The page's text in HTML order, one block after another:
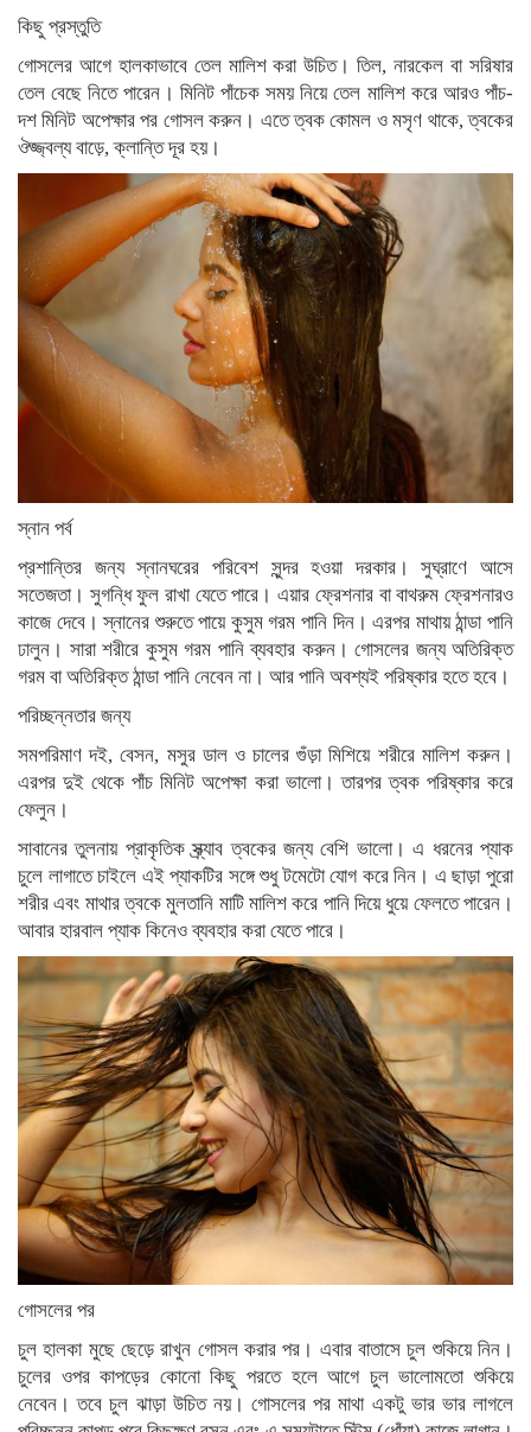
কিছু প্রস্তুতি
গোসলের আগে হালকাভাবে তেল মালিশ করা উচিত। তিল, নারকেল বা সরিষার
তেল বেছে নিতে পারেন। মিনিট পাঁচেক সময় নিয়ে তেল মালিশ করে আরও পাঁচ-
দশ মিনিট অপেক্ষার পর গোসল করুন। এতে ত্বক কোমল ও মসৃণ থাকে, ত্বকের
ঔজ্জ্বল্য বাড়ে, ক্লান্তি দূর হয়।
স্নান পর্ব
প্রশান্তির জন্য স্নানঘরের পরিবেশ সুন্দর হওয়া দরকার। সুঘ্রাণে আসে
সতেজতা। সুগন্ধি ফুল রাখা যেতে পারে। এয়ার ফ্রেশনার বা বাথরুম ফ্রেশনারও
কাজে দেবে। স্নানের শুরুতে পায়ে কুসুম গরম পানি দিন। এরপর মাথায় ঠান্ডা পানি
ঢালুন। সারা শরীরে কুসুম গরম পানি ব্যবহার করুন। গোসলের জন্য অতিরিক্ত
গরম বা অতিরিক্ত ঠান্ডা পানি নেবেন না। আর পানি অবশ্যই পরিষ্কার হতে হবে।
পরিচ্ছন্নতার জন্য
সমপরিমাণ দই, বেসন, মসুর ডাল ও চালের গুঁড়া মিশিয়ে শরীরে মালিশ করুন।
এরপর দুই থেকে পাঁচ মিনিট অপেক্ষা করা ভালো। তারপর ত্বক পরিষ্কার করে
ফেলুন।
সাবানের তুলনায় প্রাকৃতিক স্ক্র্যাব ত্বকের জন্য বেশি ভালো। এ ধরনের প্যাক
চুলে লাগাতে চাইলে এই প্যাকটির সঙ্গে শুধু টমেটো যোগ করে নিন। এ ছাড়া পুরো
শরীর এবং মাথার ত্বকে মুলতানি মাটি মালিশ করে পানি দিয়ে ধুয়ে ফেলতে পারেন।
আবার হারবাল প্যাক কিনেও ব্যবহার করা যেতে পারে।
গোসলের পর
চুল হালকা মুছে ছেড়ে রাখুন গোসল করার পর। এবার বাতাসে চুল শুকিয়ে নিন।
চুলের ওপর কাপড়ের কোনো কিছু পরতে হলে আগে চুল ভালোমতো শুকিয়ে
নেবেন। তবে চুল ঝাড়া উচিত নয়। গোসলের পর মাথা একটু ভার ভার লাগলে